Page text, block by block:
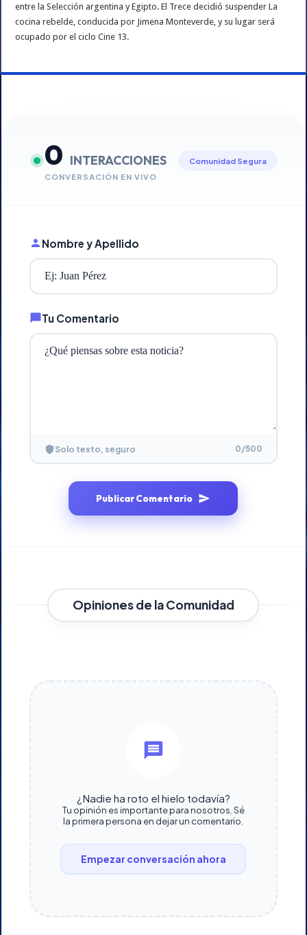
entre la Selección argentina y Egipto. El Trece decidió suspender La
cocina rebelde, conducida por Jimena Monteverde, y su lugar será
ocupado por el ciclo Cine 13.
0 INTERACCIONES
CONVERSACIÓN EN VIVO
Comunidad Segura
Nombre y Apellido
Tu Comentario
Solo texto, seguro 0/500
Publicar Comentario
Opiniones de la Comunidad
¿Nadie ha roto el hielo todavía?
Tu opinión es importante para nosotros. Sé
la primera persona en dejar un comentario.
Empezar conversación ahora